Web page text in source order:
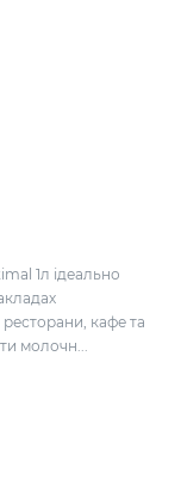
1л ідеально
ресторани, кафе та
молочн...